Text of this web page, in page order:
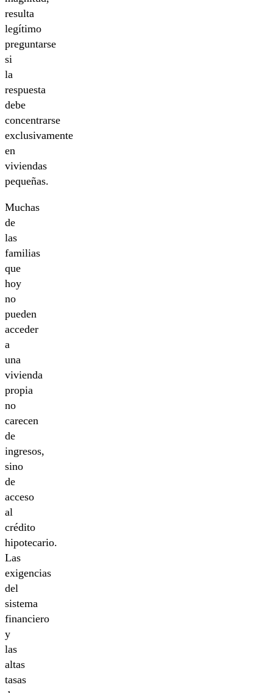
resulta
legítimo
preguntarse
si
la
respuesta
debe
concentrarse
exclusivamente
en
viviendas
pequeñas.
Muchas
de
las
familias
que
hoy
no
pueden
acceder
a
una
vivienda
propia
no
carecen
de
ingresos,
sino
de
acceso
al
crédito
hipotecario.
Las
exigencias
del
sistema
financiero
y
las
altas
tasas